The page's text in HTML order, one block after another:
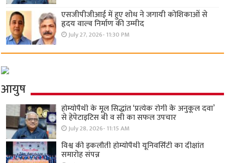
एसजीपीजीआई में हुए शोध ने जगायी कोशिकाओं से
हृदय वाल्व निर्माण की उम्मीद
July 27, 2026- 11:30 PM
आयुष
होम्योपैथी के मूल सिद्धांत ‘प्रत्येक रोगी केे अनुकूल दवा’
से हेपेटाइटिस बी व सी का सफल उपचार
July 28, 2026- 11:15 AM
विश्व की इकलौती होम्योपैथी यूनिवर्सिटी का दीक्षांत
समारोह संपन्न